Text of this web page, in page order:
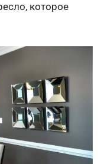
которое